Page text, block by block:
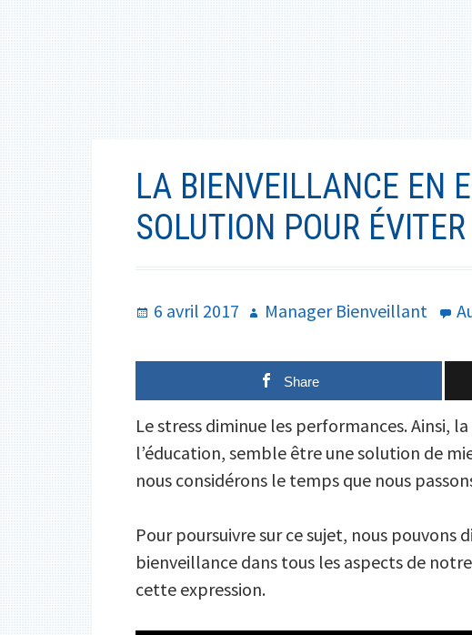
LA BIENVEILLANCE EN
SOLUTION POUR
Publié
6 avril 2017 Auteur
Manager Bienveillant
Share
Le stress diminue les performances. Ainsi,
l’éducation, semble être une solution de
nous considérons le temps que nous
Pour poursuivre sur ce sujet, nous pouvons
bienveillance dans tous les aspects de
cette expression.